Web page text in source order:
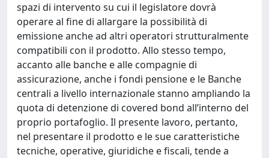
spazi di intervento su cui il legislatore dovrà
operare al fine di allargare la possibilità di
emissione anche ad altri operatori strutturalmente
compatibili con il prodotto. Allo stesso tempo,
accanto alle banche e alle compagnie di
assicurazione, anche i fondi pensione e le Banche
centrali a livello internazionale stanno ampliando la
quota di detenzione di covered bond all’interno del
proprio portafoglio. Il presente lavoro, pertanto,
nel presentare il prodotto e le sue caratteristiche
tecniche, operative, giuridiche e fiscali, tende a